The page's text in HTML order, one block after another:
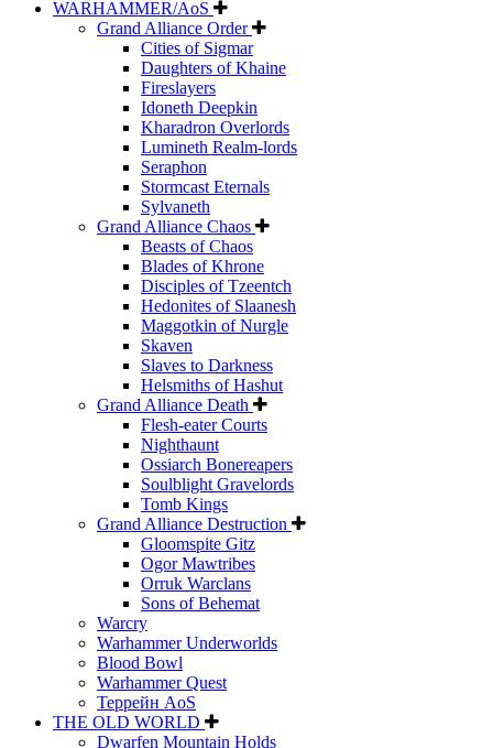
WARHAMMER/AoS
Grand Alliance Order
Cities of Sigmar
Daughters of Khaine
Fireslayers
Idoneth Deepkin
Kharadron Overlords
Lumineth Realm-lords
Seraphon
Stormcast Eternals
Sylvaneth
Grand Alliance Chaos
Beasts of Chaos
Blades of Khrone
Disciples of Tzeentch
Hedonites of Slaanesh
Maggotkin of Nurgle
Skaven
Slaves to Darkness
Helsmiths of Hashut
Grand Alliance Death
Flesh-eater Courts
Nighthaunt
Ossiarch Bonereapers
Soulblight Gravelords
Tomb Kings
Grand Alliance Destruction
Gloomspite Gitz
Ogor Mawtribes
Orruk Warclans
Sons of Behemat
Warcry
Warhammer Underworlds
Blood Bowl
Warhammer Quest
Террейн AoS
THE OLD WORLD
Dwarfen Mountain Holds